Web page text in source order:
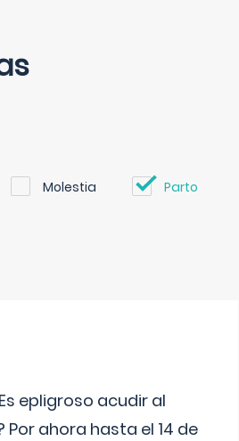
Molestia Parto
epligroso acudir al
ahora hasta el 14 de